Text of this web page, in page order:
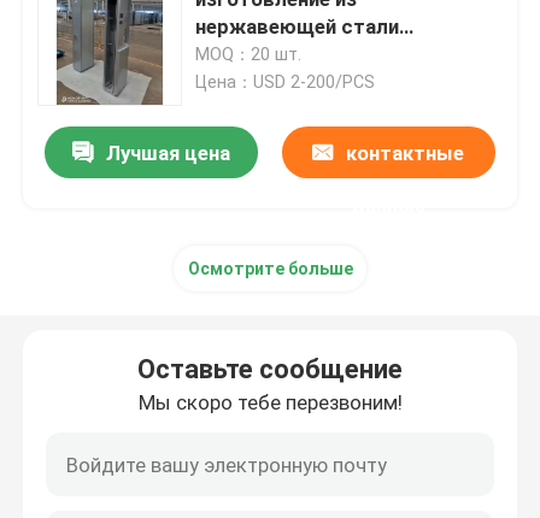
Части инжекционного метода литья
Части заливки формы
Лазер металла режа части
нержавеющей стали
Зарядный столбик Кабинет
путем лазерной резки
MOQ：20 шт.
Цена：USD 2-200/PCS
Лучшая цена контактные
Осмотрите больше
Оставьте сообщение
Мы скоро тебе перезвоним!